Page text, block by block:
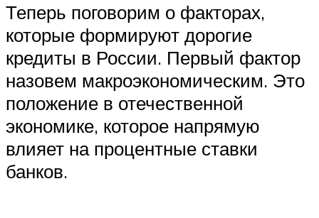
Теперь поговорим о факторах,
которые формируют дорогие
кредиты в России. Первый фактор
назовем макроэкономическим. Это
положение в отечественной
экономике, которое напрямую
влияет на процентные ставки
банков.